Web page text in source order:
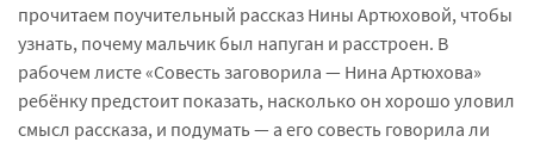
прочитаем поучительный рассказ Нины Артюховой, чтобы
узнать, почему мальчик был напуган и расстроен. В
рабочем листе «Совесть заговорила — Нина Артюхова»
ребёнку предстоит показать, насколько он хорошо уловил
смысл рассказа, и подумать — а его совесть говорила ли